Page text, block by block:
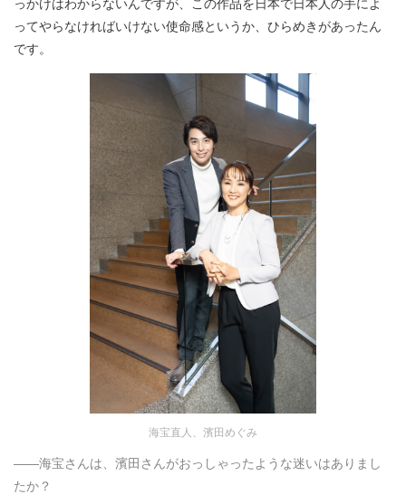
ってやらなければいけない使命感というか、ひらめきがあったん
です。
海宝直人、濱田めぐみ
――海宝さんは、濱田さんがおっしゃったような迷いはありまし
たか？